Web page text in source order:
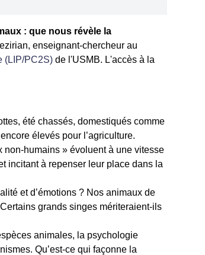
: que nous révèle la
enseignant-chercheur au
(LIP/PC2S) de l'USMB. L'accès à la
été chassés, domestiqués comme
élevés pour l’agriculture.
non-humains » évoluent à une vitesse
incitant à repenser leur place dans la
et d’émotions ? Nos animaux de
grands singes mériteraient-ils
animales, la psychologie
Qu’est-ce qui façonne la